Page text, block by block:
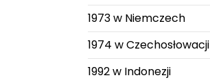
1973 w Niemczech
1974 w Czechosłowacji
1992 w Indonezji